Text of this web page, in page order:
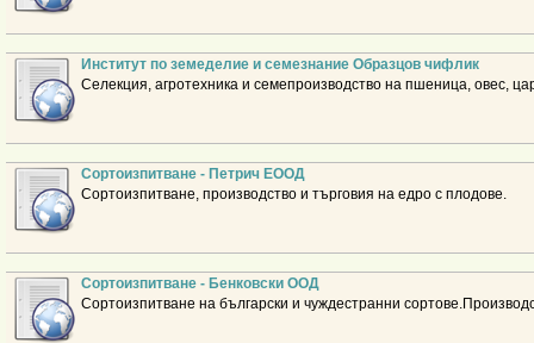
Институт по земеделие и семезнание Образцов чифлик
Селекция, агротехника и семепроизводство на пшеница, овес,
Сортоизпитване - Петрич ЕООД
Сортоизпитване, производство и търговия на едро с плодове.
Сортоизпитване - Бенковски ООД
Сортоизпитване на български и чуждестранни